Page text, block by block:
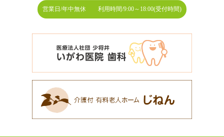
営業日/年中無休 利用時間/9:00～18:00(受付時間)